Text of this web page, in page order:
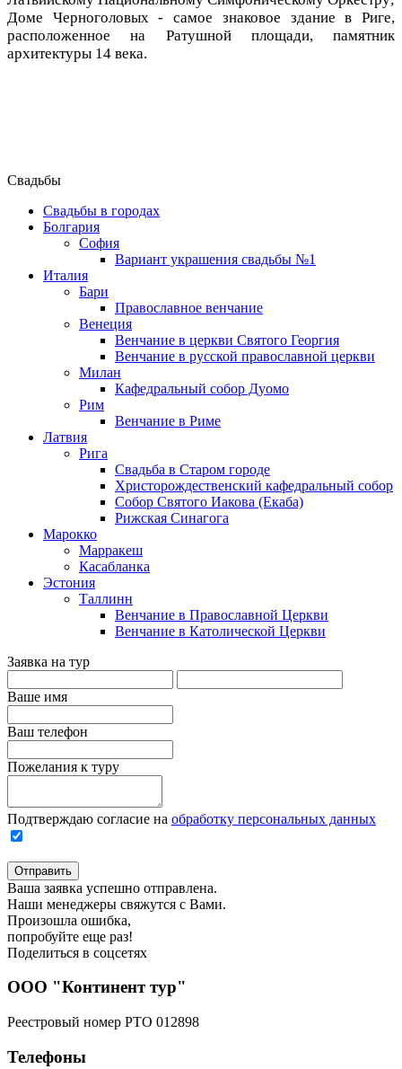
Доме Черноголовых - самое знаковое здание в Риге,
расположенное на Ратушной площади, памятник
архитектуры 14 века.
Свадьбы
Свадьбы в городах
Болгария
София
Вариант украшения свадьбы №1
Италия
Бари
Православное венчание
Венеция
Венчание в церкви Святого Георгия
Венчание в русской православной церкви
Милан
Кафедральный собор Дуомо
Рим
Венчание в Риме
Латвия
Рига
Свадьба в Старом городе
Христорождественский кафедральный собор
Собор Святого Иакова (Екаба)
Рижская Синагога
Марокко
Марракеш
Касабланка
Эстония
Таллинн
Венчание в Православной Церкви
Венчание в Католической Церкви
Заявка на тур
Ваше имя
Ваш телефон
Пожелания к туру
Подтверждаю согласие на обработку персональных данных
Отправить
Ваша заявка успешно отправлена.
Наши менеджеры свяжутся с Вами.
Произошла ошибка,
попробуйте еще раз!
Поделиться в соцсетях
ООО "Континент тур"
Реестровый номер РТО 012898
Телефоны